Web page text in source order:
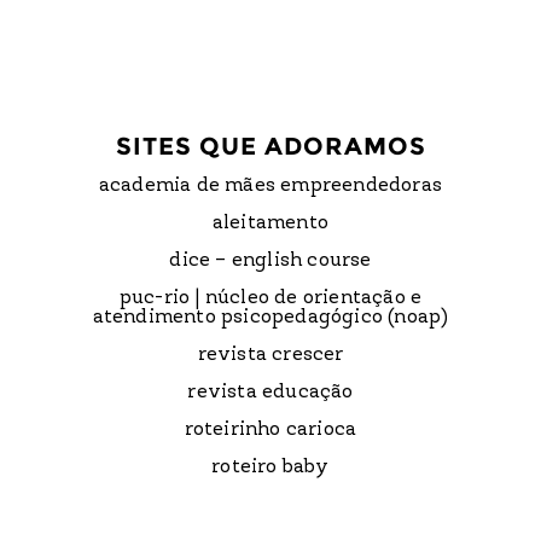
SITES QUE ADORAMOS
academia de mães empreendedoras
aleitamento
dice – english course
puc-rio | núcleo de orientação e
atendimento psicopedagógico (noap)
revista crescer
revista educação
roteirinho carioca
roteiro baby